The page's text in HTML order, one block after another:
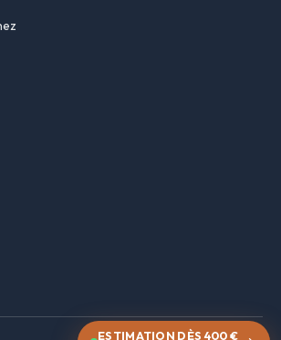
ESTIMATION DÈS 400 €